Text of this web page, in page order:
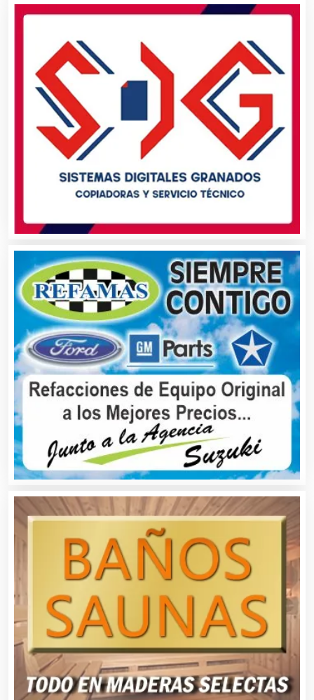
Artículos para el Hogar
Artículos para Regalos
Artículos Personales
Aseguradoras
Asesores Técnicos
Asesoría Fiscal
Asilos
Asociaciones Civiles
Audio, Sonido e Iluminación
Audios para Eventos
Autobuses
Automatización